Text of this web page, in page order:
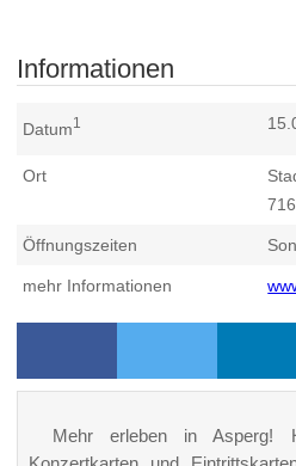
Informationen
Datum1
Ort
Öffnungszeiten
mehr Informationen
Mehr erleben in Asperg!